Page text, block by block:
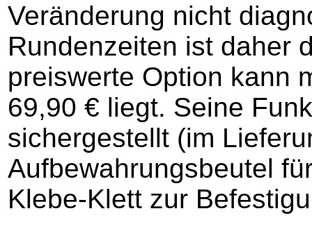
Veränderung nicht
Rundenzeiten ist daher
preiswerte Option kann
69,90 € liegt. Seine
sichergestellt (im
Aufbewahrungsbeutel
Klebe-Klett zur